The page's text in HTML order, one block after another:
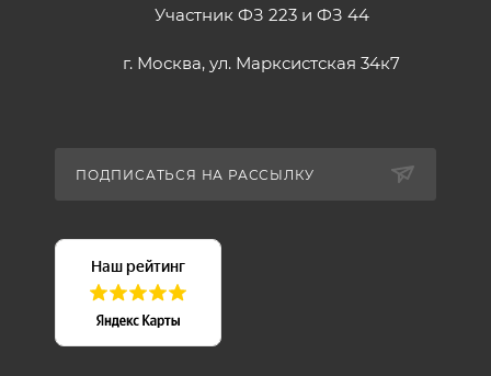
Участник ФЗ 223 и ФЗ 44
г. Москва, ул. Марксистская 34к7
ПОДПИСАТЬСЯ НА РАССЫЛКУ